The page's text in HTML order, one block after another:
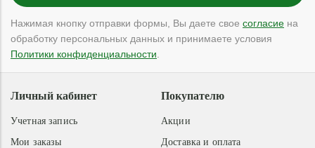
Нажимая кнопку отправки формы, Вы даете свое согласие на
обработку персональных данных и принимаете условия
Политики конфиденциальности
Покупателю
Акции
Доставка и оплата
Личный кабинет
Учетная запись
Мои заказы